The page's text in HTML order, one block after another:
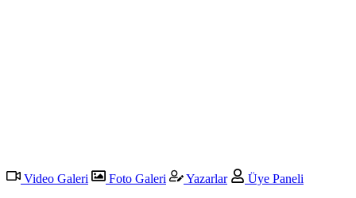
Video Galeri Foto Galeri Yazarlar
Üye Paneli